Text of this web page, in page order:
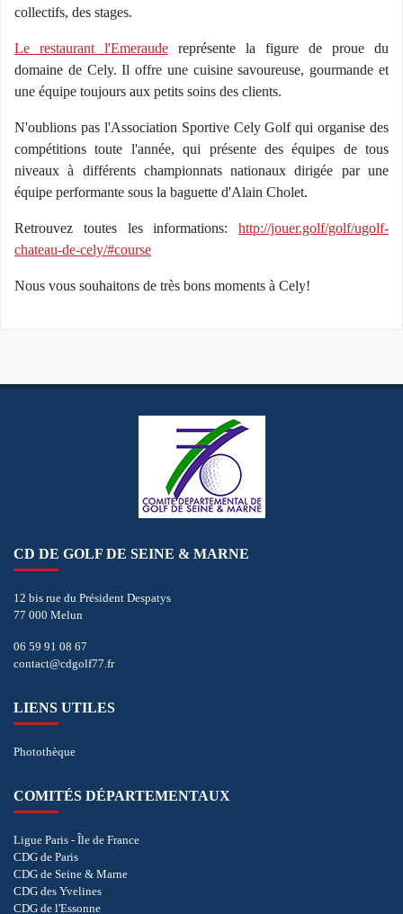
collectifs, des stages.
Le restaurant l'Emeraude représente la figure de proue du
domaine de Cely. Il offre une cuisine savoureuse, gourmande et
une équipe toujours aux petits soins des clients.
N'oublions pas l'Association Sportive Cely Golf qui organise des
compétitions toute l'année, qui présente des équipes de tous
niveaux à différents championnats nationaux dirigée par une
équipe performante sous la baguette d'Alain Cholet.
Retrouvez toutes les informations: http://jouer.golf/golf/ugolf-
chateau-de-cely/#course
Nous vous souhaitons de très bons moments à Cely!
CD DE GOLF DE SEINE & MARNE
12 bis rue du Président Despatys
77 000 Melun
06 59 91 08 67
contact@cdgolf77.fr
LIENS UTILES
Photothèque
COMITÉS DÉPARTEMENTAUX
Ligue Paris - Île de France
CDG de Paris
CDG de Seine & Marne
CDG des Yvelines
CDG de l'Essonne